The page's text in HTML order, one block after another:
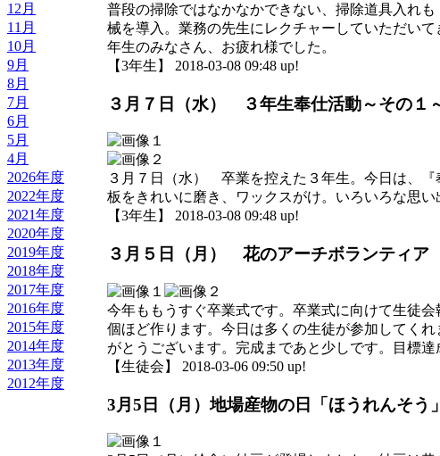
12月
11月
10月
9月
8月
7月
6月
5月
4月
2026年度
2022年度
2021年度
2020年度
2019年度
2018年度
2017年度
2016年度
2015年度
2014年度
2013年度
2012年度
普段の掃除ではなかなかできない、掃除道具入れ
械を導入。業務の先生にレクチャーしていただい
年生のみなさん、お疲れ様でした。
【3年生】 2018-03-08 09:48 up!
３月７日（水） ３年生奉仕活動～その１
３月７日（水） 卒業を控えた３年生。今日は、
板をきれいに磨き、ワックスがけ。いろいろな思
【3年生】 2018-03-08 09:48 up!
３月５日（月） 花のアーチボランティア
今年ももうすぐ卒業式です。卒業式に向けて生徒
個ほど作ります。今日は多くの生徒が参加してく
がとうございます。完成まであと少しです。目標達
【生徒会】 2018-03-06 09:50 up!
3月5日（月）地場産物の日「ほうれんそう」